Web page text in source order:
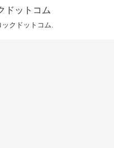
ドットコム
クドットコム.